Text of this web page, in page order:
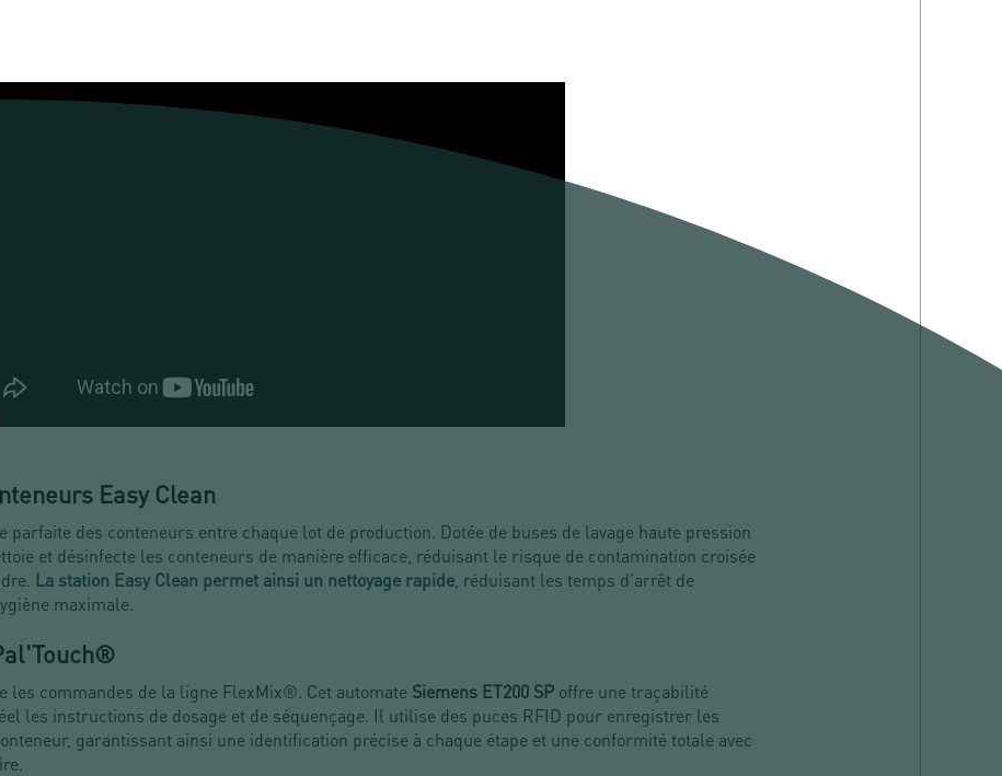
Easy Clean
parfaite des conteneurs entre chaque lot de production. Dotée de buses de lavage haute pression
et désinfecte les conteneurs de manière efficace, réduisant le risque de contamination croisée
La station Easy Clean permet ainsi un nettoyage rapide , réduisant les temps d’arrêt de
maximale.
les commandes de la ligne FlexMix®. Cet automate Siemens ET200 SP offre une traçabilité
les instructions de dosage et de séquençage. Il utilise des puces RFID pour enregistrer les
garantissant ainsi une identification précise à chaque étape et une conformité totale avec